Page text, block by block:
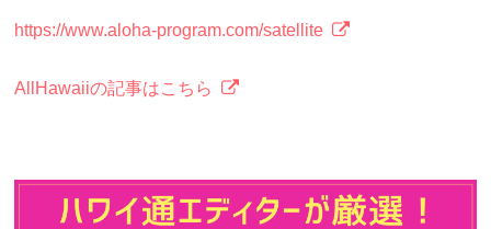
https://www.aloha-program.com/satellite
AllHawaiiの記事はこちら